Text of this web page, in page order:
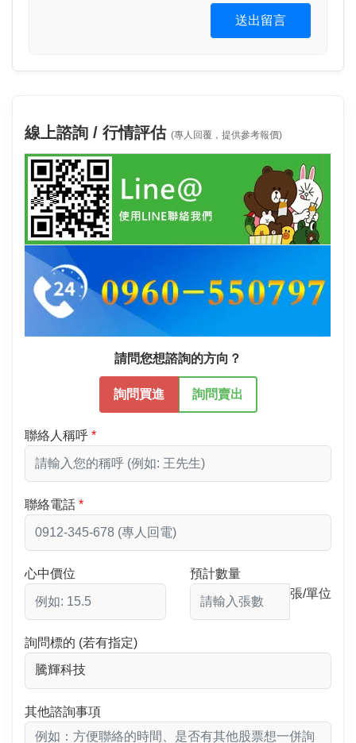
送出留言
線上諮詢 / 行情評估 (專人回覆，提供參考報價)
請問您想諮詢的方向？
詢問買進 詢問賣出
聯絡人稱呼
聯絡電話
心中價位
預計數量
張/單位
詢問標的 (若有指定)
其他諮詢事項